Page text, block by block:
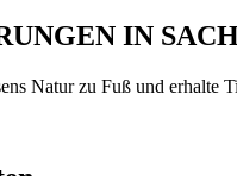
IN
Natur zu Fuß und erhalte